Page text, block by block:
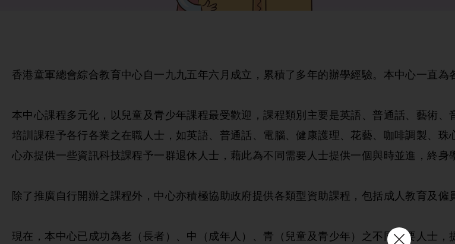
香港童軍總會綜合教育中心自一九九五年六月成立，累積了多年的辦學經驗。本中心一直
本中心課程多元化，以兒童及青少年課程最受歡迎，課程類別主要是英語、普通話、藝術
培訓課程予各行各業之在職人士，如英語、普通話、電腦、健康護理、花藝、咖啡調製、
心亦提供一些資訊科技課程予一群退休人士，藉此為不同需要人士提供一個與時並進，終身
除了推廣自行開辦之課程外，中心亦積極協助政府提供各類型資助課程，包括成人教育及僱
現在，本中心已成功為老（長者）、中（成年人）、青（兒童及青少年）之不同需要人士